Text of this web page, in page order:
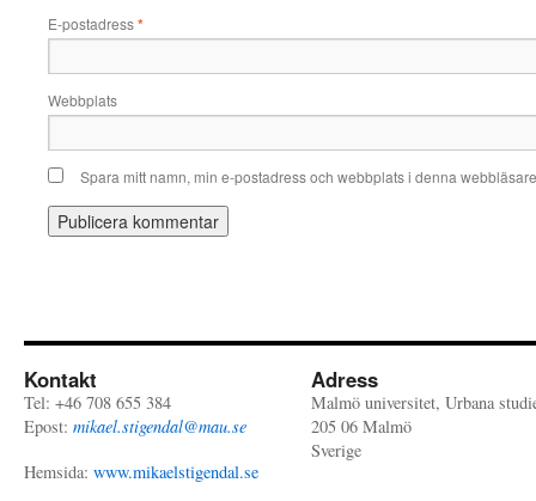
E-postadress*
Webbplats
Spara mitt namn, min e-postadress och webbplats i denna
Kontakt
Tel: +46 708 655 384
Epost: mikael.stigendal@mau.se
Hemsida: www.mikaelstigendal.se
Adress
Malmö universitet, Urbana
205 06 Malmö
Sverige